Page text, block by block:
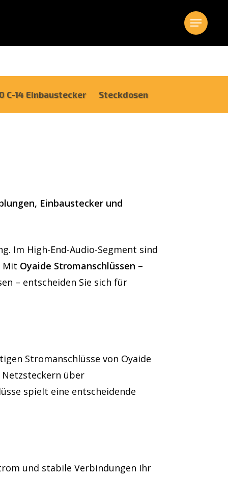
Menu
C-14 Einbaustecker Steckdosen
Einbaustecker und
Im High-End-Audio-Segment sind
Mit Oyaide Stromanschlüssen –
– entscheiden Sie sich für
Stromanschlüsse von Oyaide
über
spielt eine entscheidende
und stabile Verbindungen Ihr